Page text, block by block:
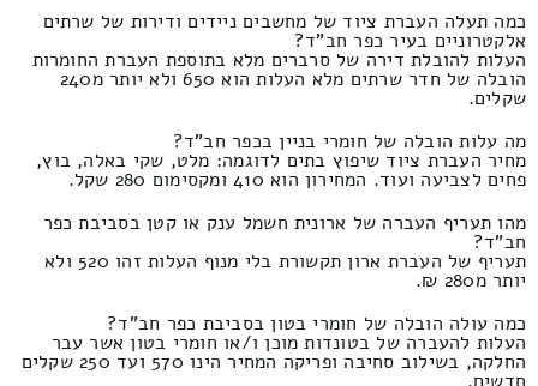
כמה תעלה העברת ציוד של מחשבים ניידים ודירות של שרתים
אלקטרוניים בעיר כפר חב"ד?
העלות להובלת דירה של סרברים מלא בתוספת העברת החומרות
הובלה של חדר שרתים מלא העלות הוא 650 ולא יותר מ240
שקלים.
מה עלות הובלה של חומרי בניין בכפר חב"ד?
מחיר העברת ציוד שיפוץ בתים לדוגמה: מלט, שקי באלה, בוץ,
פחים לצביעה ועוד. המחירון הוא 410 ומקסימום 280 שקל.
מהו תעריף העברה של ארונית חשמל ענק או קטן בסביבת כפר
חב"ד?
תעריף של העברת ארון תקשורת בלי מנוף העלות זהו 520 ולא
יותר מ280 ₪.
כמה עולה הובלה של חומרי בטון בסביבת כפר חב"ד?
העלות להעברה של בטונדות מוכן ו/או חומרי בטון אשר עבר
החלקה, בשילוב סחיבה ופריקה המחיר הינו 570 ועד 250 שקלים